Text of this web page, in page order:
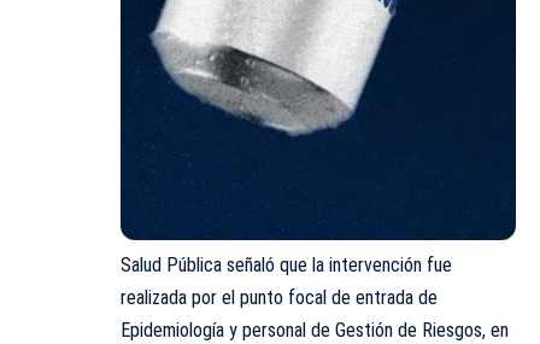
Salud Pública señaló que la intervención fue
realizada por el punto focal de entrada de
Epidemiología y personal de Gestión de Riesgos, en